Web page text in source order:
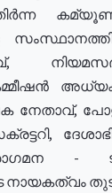
നേതാവ്,
-